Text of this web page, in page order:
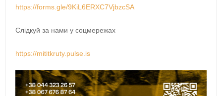
https://forms.gle/9KiL6ERXC7VjbzcSA
Слідкуй за нами у соцмережах
https://mititkruty.pulse.is